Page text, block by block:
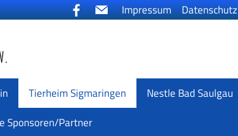
Datenschutz
Impressum
Tierheim Sigmaringen
Nestle Bad Saulgau
Sponsoren/Partner